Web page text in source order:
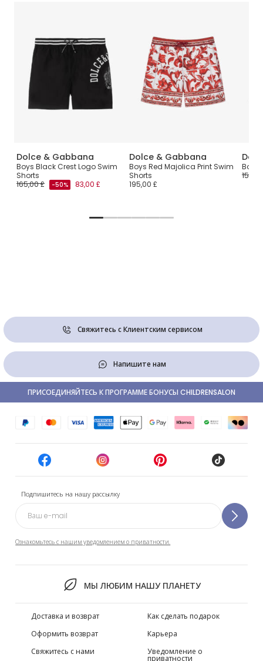
Dolce & Gabbana
Boys Black Crest Logo Swim
Shorts
165,00 £
-50% 83,00 £
Dolce & Gabbana
Boys Red Majolica Print Swim
Shorts
195,00 £
Boys
Свяжитесь с Клиентским сервисом
Напишите нам
Подпишитесь на нашу рассылку
Ознакомьтесь с нашим уведомлением о приватности.
МЫ ЛЮБИМ НАШУ ПЛАНЕТУ
ПРИСОЕДИНЯЙТЕСЬ К ПРОГРАММЕ БОНУСЫ CHILDRENSALON
Доставка и возврат
Оформить возврат
Свяжитесь с нами
Как сделать подарок
Карьера
Уведомление о
приватности